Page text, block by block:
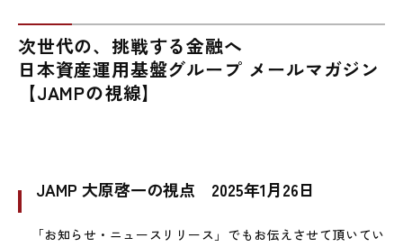
次世代の、挑戦する金融へ
日本資産運用基盤グループ メールマガジン
【JAMPの視線】
JAMP 大原啓一の視点 2025年1月26日
「お知らせ・ニュースリリース」でもお伝えさせて頂いてい